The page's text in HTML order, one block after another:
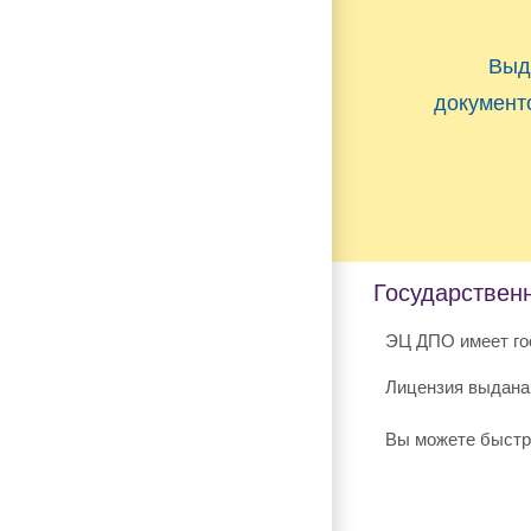
ЭЦ ДПО имеет
Лицензия
Вы можете